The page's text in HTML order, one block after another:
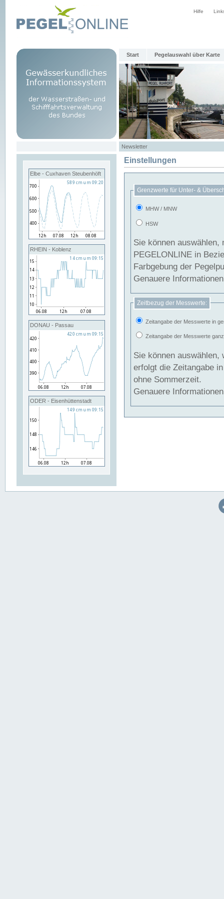
Hilfe
Start Pegelauswahl über Karte
Newsletter
Elbe - Cuxhaven Steubenhöft
RHEIN - Koblenz
DONAU - Passau
ODER - Eisenhüttenstadt
Einstellungen
Grenzwerte für Unter- &
MHW / MNW
HSW
Sie können
PEGELONLINE in Beziehung
Farbgebung der
Genauere
Zeitbezug der Messwerte:
Zeitangabe der Messwerte in
Zeitangabe der Messwerte
Sie können auswählen,
erfolgt die Zeitangabe
ohne Sommerzeit.
Genauere